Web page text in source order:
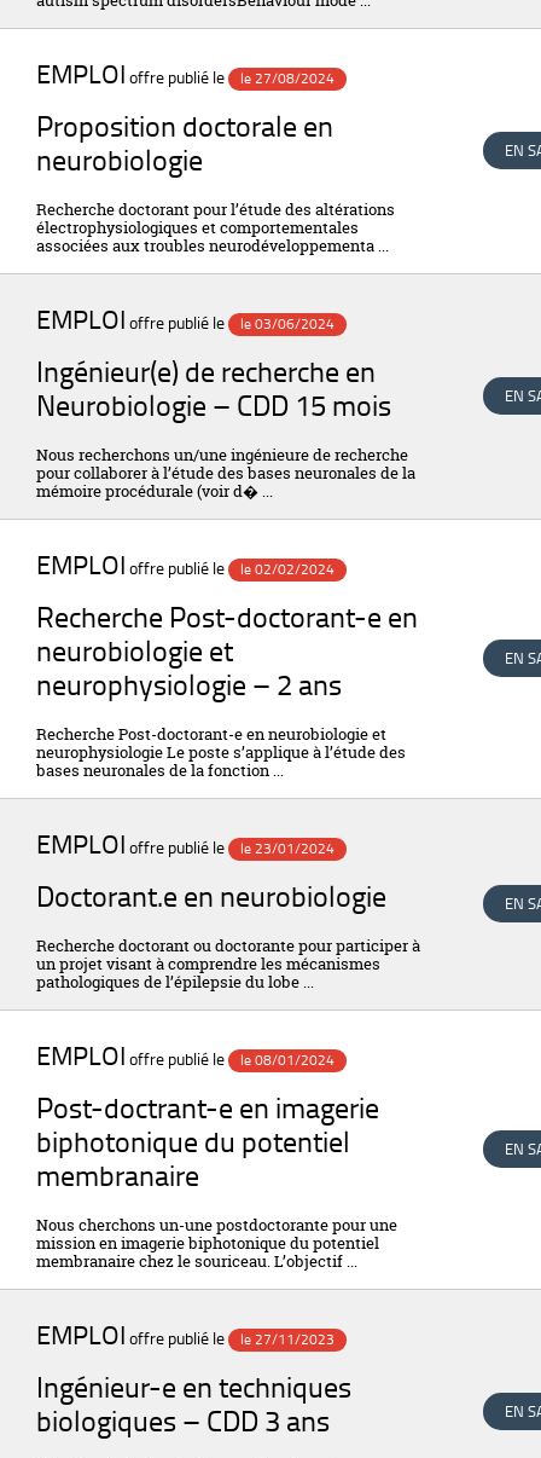
EMPLOI offre publié le le 27/08/2024
Proposition doctorale en
neurobiologie
Recherche doctorant pour l’étude des altérations
électrophysiologiques et comportementales
associées aux troubles neurodéveloppementa ...
EN
EMPLOI offre publié le le 03/06/2024
Ingénieur(e) de recherche en
Neurobiologie – CDD 15 mois
Nous recherchons un/une ingénieure de recherche
pour collaborer à l’étude des bases neuronales de la
mémoire procédurale (voir d� ...
EN
EMPLOI offre publié le le 02/02/2024
Recherche Post-doctorant-e en
neurobiologie et
neurophysiologie – 2 ans
Recherche Post-doctorant-e en neurobiologie et
neurophysiologie Le poste s’applique à l’étude des
bases neuronales de la fonction ...
EN
EMPLOI offre publié le le 23/01/2024
Doctorant.e en neurobiologie
Recherche doctorant ou doctorante pour participer à
un projet visant à comprendre les mécanismes
pathologiques de l’épilepsie du lobe ...
EN
EMPLOI offre publié le le 08/01/2024
Post-doctrant-e en imagerie
biphotonique du potentiel
membranaire
Nous cherchons un-une postdoctorante pour une
mission en imagerie biphotonique du potentiel
membranaire chez le souriceau. L’objectif ...
EN
EMPLOI offre publié le le 27/11/2023
Ingénieur-e en techniques
biologiques – CDD 3 ans
EN